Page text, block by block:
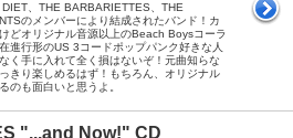
、THE BARBARIETTES、THE
のメンバーにより結成されたバンド！カ
どオリジナル音源以上のBeach Boysコーラ
進行形のUS 3コードポップパンク好きな人
く手に入れて全く損はないぞ！元曲知らな
きり楽しめるはず！もちろん、オリジナル
のも面白いと思うよ。
"...and Now!" CD